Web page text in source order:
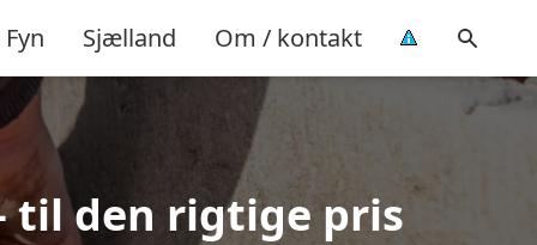
Fyn Sjælland Om / kontakt
til den rigtige pris